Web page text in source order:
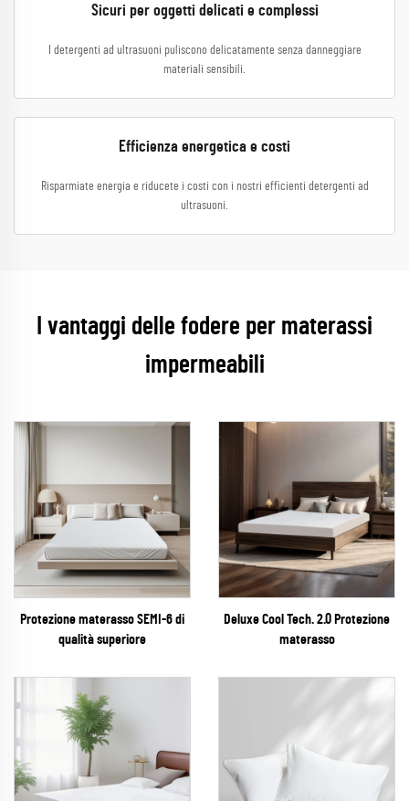
Sicuri per oggetti delicati e complessi
I detergenti ad ultrasuoni puliscono delicatamente senza danneggiare
materiali sensibili.
Efficienza energetica e costi
Risparmiate energia e riducete i costi con i nostri efficienti detergenti ad
ultrasuoni.
I vantaggi delle fodere per materassi
impermeabili
Protezione materasso SEMI-6 di
qualità superiore
Deluxe Cool Tech. 2.0 Protezione
materasso